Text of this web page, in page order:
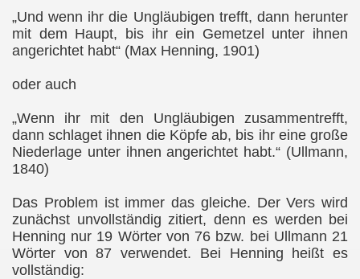
„Und wenn ihr die Ungläubigen trefft, dann herunter
mit dem Haupt, bis ihr ein Gemetzel unter ihnen
angerichtet habt“ (Max Henning, 1901)
oder auch
„Wenn ihr mit den Ungläubigen zusammentrefft,
dann schlaget ihnen die Köpfe ab, bis ihr eine große
Niederlage unter ihnen angerichtet habt.“ (Ullmann,
1840)
Das Problem ist immer das gleiche. Der Vers wird
zunächst unvollständig zitiert, denn es werden bei
Henning nur 19 Wörter von 76 bzw. bei Ullmann 21
Wörter von 87 verwendet. Bei Henning heißt es
vollständig: